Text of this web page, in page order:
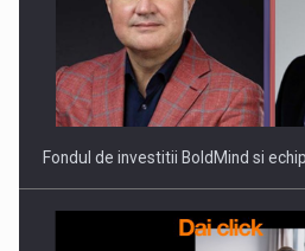
Fondul de investitii BoldMind si